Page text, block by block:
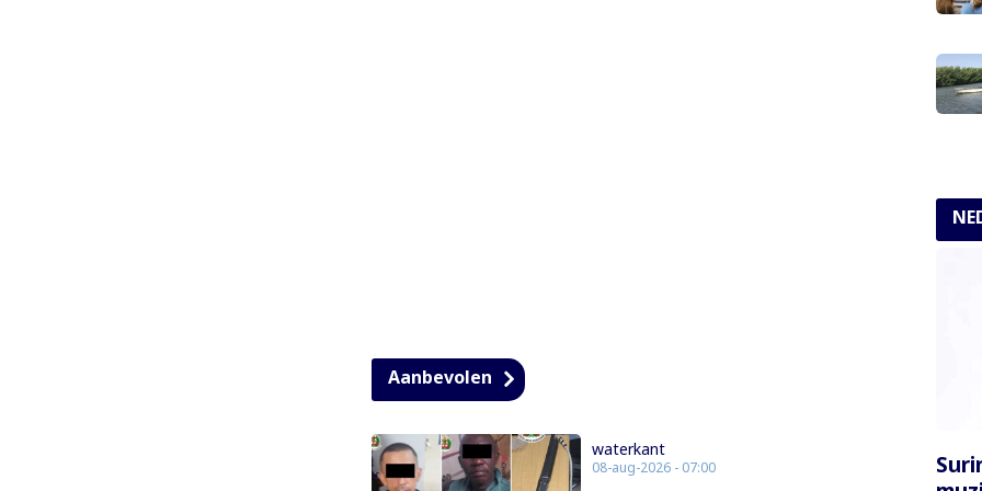
Aanbevolen
waterkant
08-aug-2026 - 07:00